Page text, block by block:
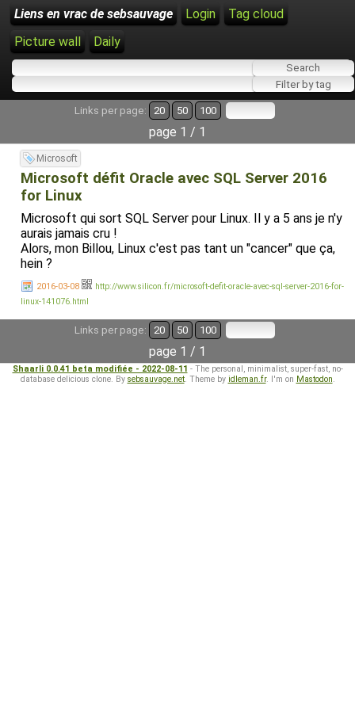
Liens en vrac de sebsauvage Login
Tag cloud
Picture wall
Daily
Links per page: 20 50 100
page 1 / 1
Microsoft
Microsoft défit Oracle avec SQL Server 2016
for Linux
Microsoft qui sort SQL Server pour Linux. Il y a 5 ans je n'y
aurais jamais cru !
Alors, mon Billou, Linux c'est pas tant un "cancer" que ça,
hein ?
2016-03-08
http://www.silicon.fr/microsoft-defit-oracle-avec-sql-server-2016-for-
linux-141076.html
Links per page: 20 50 100
page 1 / 1
Shaarli 0.0.41 beta modifiée - 2022-08-11 - The personal, minimalist, super-fast, no-
database delicious clone. By sebsauvage.net. Theme by idleman.fr. I'm on Mastodon.